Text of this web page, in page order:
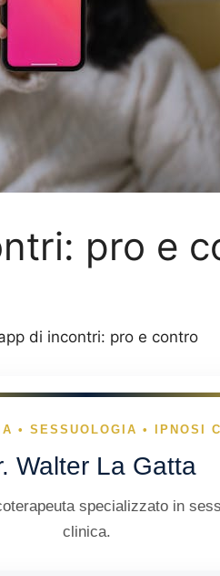
pro e
di incontri: pro e contro
• SESSUOLOGIA • IPNOSI
Walter La Gatta
specializzato in
clinica.